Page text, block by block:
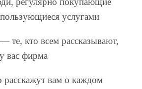
услугами
кто всем рассказывают,
вас фирма
вам о каждом